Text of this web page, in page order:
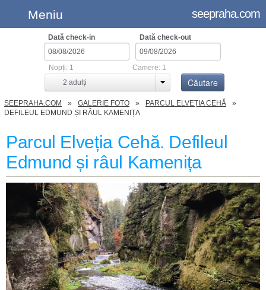
Meniu seepraha.com
Dată check-in Dată check-out
2 adulți
Nopți: 1 Camere: 1
Căutare
SEEPRAHA.COM GALERIE FOTO
PARCUL ELVEȚIA CEHĂ
DEFILEUL EDMUND ȘI RÂUL KAMENIȚA
Parcul Elveția Cehă. Defileul
Edmund și râul Kamenița